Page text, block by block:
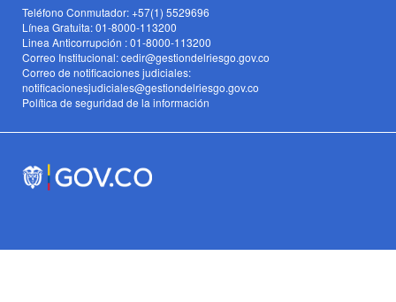
Teléfono Conmutador: +57(1) 5529696
Línea Gratuita: 01-8000-113200
Linea Anticorrupción : 01-8000-113200
Correo Institucional: cedir@gestiondelriesgo.gov.co
Correo de notificaciones judiciales:
notificacionesjudiciales@gestiondelriesgo.gov.co
Política de seguridad de la información